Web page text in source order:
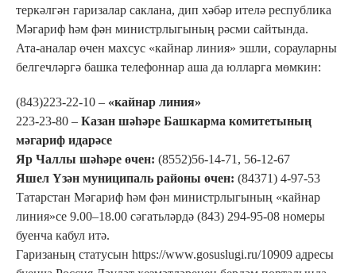
теркәлгән гаризалар саклана, дип хәбәр ителә республика
Мәгариф һәм фән министрлыгының рәсми сайтында.
Ата-аналар өчен махсус «кайнар линия» эшли, сорауларны
белгечләргә башка телефоннар аша да юлларга мөмкин:
(843)223-22-10 ‒ «кайнар линия»
223-23-80 ‒ Казан шәһәре Башкарма комитетының
мәгариф идарәсе
Яр Чаллы шәһәре өчен: (8552)56-14-71, 56-12-67
Яшел Үзән муниципаль районы өчен: (84371) 4-97-53
Татарстан Мәгариф һәм фән министрлыгының «кайнар
линия»се 9.00–18.00 сәгатьләрдә (843) 294-95-08 номеры
буенча кабул итә.
Гаризаның статусын https://www.gosuslugi.ru/10909 адресы